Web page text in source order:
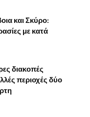
και Σκύρο:
με κατά
διακοπές
περιοχές δύο